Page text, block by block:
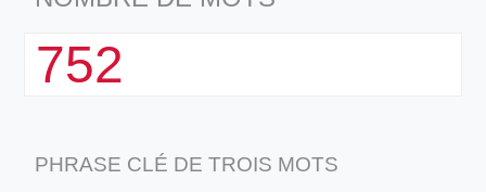
752
PHRASE CLÉ DE TROIS MOTS